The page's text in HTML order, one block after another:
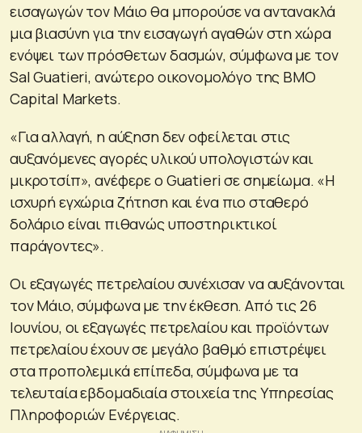
εισαγωγών τον Μάιο θα μπορούσε να αντανακλά
μια βιασύνη για την εισαγωγή αγαθών στη χώρα
ενόψει των πρόσθετων δασμών, σύμφωνα με τον
Sal Guatieri, ανώτερο οικονομολόγο της BMO
Capital Markets.
«Για αλλαγή, η αύξηση δεν οφείλεται στις
αυξανόμενες αγορές υλικού υπολογιστών και
μικροτσίπ», ανέφερε ο Guatieri σε σημείωμα. «Η
ισχυρή εγχώρια ζήτηση και ένα πιο σταθερό
δολάριο είναι πιθανώς υποστηρικτικοί
παράγοντες».
Οι εξαγωγές πετρελαίου συνέχισαν να αυξάνονται
τον Μάιο, σύμφωνα με την έκθεση. Από τις 26
Ιουνίου, οι εξαγωγές πετρελαίου και προϊόντων
πετρελαίου έχουν σε μεγάλο βαθμό επιστρέψει
στα προπολεμικά επίπεδα, σύμφωνα με τα
τελευταία εβδομαδιαία στοιχεία της Υπηρεσίας
Πληροφοριών Ενέργειας.